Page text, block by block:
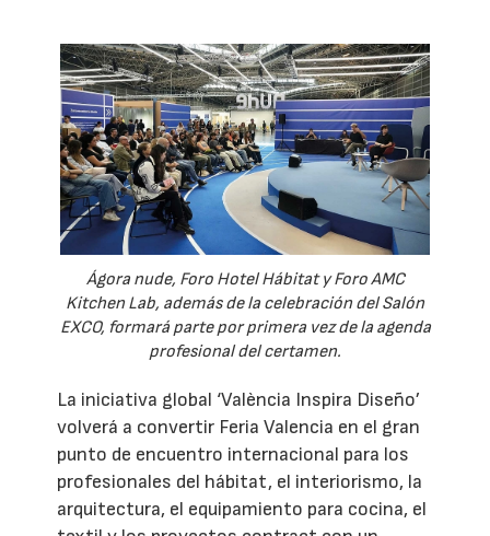
Ágora nude, Foro Hotel Hábitat y Foro AMC
Kitchen Lab, además de la celebración del Salón
EXCO, formará parte por primera vez de la agenda
profesional del certamen.
La iniciativa global ‘València Inspira Diseño’
volverá a convertir Feria Valencia en el gran
punto de encuentro internacional para los
profesionales del hábitat, el interiorismo, la
arquitectura, el equipamiento para cocina, el